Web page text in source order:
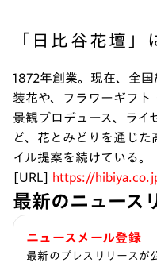
「日比谷花壇」
1872年創業。現在、全
装花や、フラワーギフト
景観プロデュース、ライ
ど、花とみどりを通じた
イル提案を続けている。
[URL]
https://
最新のニュース
ニュースメール登録
最新のプレスリリースが